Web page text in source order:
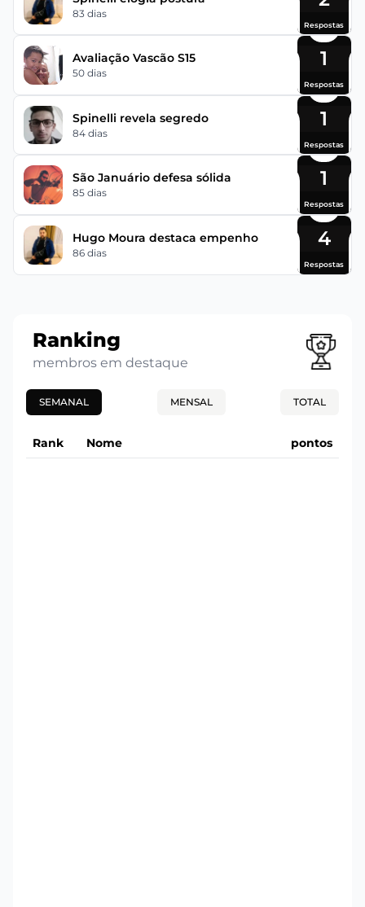
83 dias
Respostas
Avaliação Vascão S15
50 dias
1
Respostas
Spinelli revela segredo
84 dias
1
Respostas
São Januário defesa sólida
85 dias
1
Respostas
Hugo Moura destaca empenho
86 dias
4
Respostas
Ranking
membros em destaque
SEMANAL MENSAL TOTAL
Rank Nome pontos